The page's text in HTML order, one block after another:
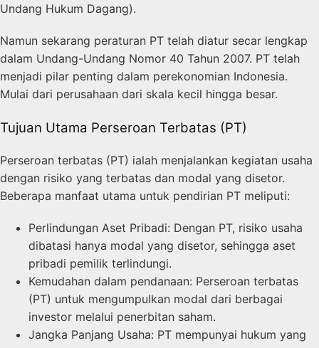
Undang Hukum Dagang).
Namun sekarang peraturan PT telah diatur secar lengkap
dalam Undang-Undang Nomor 40 Tahun 2007. PT telah
menjadi pilar penting dalam perekonomian Indonesia.
Mulai dari perusahaan dari skala kecil hingga besar.
Tujuan Utama Perseroan Terbatas (PT)
Perseroan terbatas (PT) ialah menjalankan kegiatan usaha
dengan risiko yang terbatas dan modal yang disetor.
Beberapa manfaat utama untuk pendirian PT meliputi:
Perlindungan Aset Pribadi: Dengan PT, risiko usaha
dibatasi hanya modal yang disetor, sehingga aset
pribadi pemilik terlindungi.
Kemudahan dalam pendanaan: Perseroan terbatas
(PT) untuk mengumpulkan modal dari berbagai
investor melalui penerbitan saham.
Jangka Panjang Usaha: PT mempunyai hukum yang